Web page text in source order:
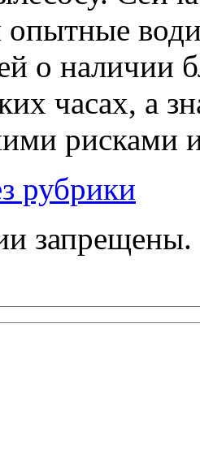
опытные
о наличии
часах, а
рисками
рубрики
запрещены.